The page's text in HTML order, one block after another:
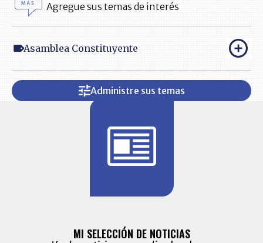
Agregue sus temas de interés
Asamblea Constituyente
Administre sus temas
MI SELECCIÓN DE NOTICIAS